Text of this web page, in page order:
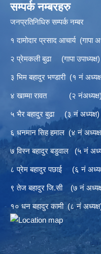
सम्पर्क नम्बरहरु
जनप्रतिनिधिरु सम्पर्क नम्बर
१ दामोदार प्रसाद आचार्य
२ प्रेमकली बुढा (गापा
३ भिम बहादुर भण्डारी (१ नं
४ खाम्मा रावत (२
५ भैर बहादुर बुढा (३ नं
६ धनमान सिह हमाल (४ नं
७ विस्न बहादुर बडुवाल (५ नं
८ प्रेम बहादुर पछाई (६ नं
९ तेज बहादुर जि.सी (७ नं
१० धन बहादुर कामी (८ नं